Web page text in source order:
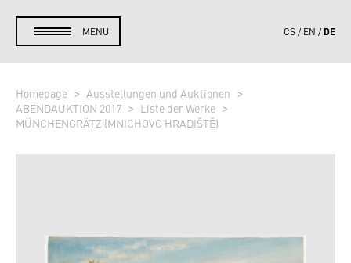
MENU CS EN DE
Homepage
Ausstellungen und Auktionen
ABENDAUKTION 2017
Liste der Werke
MÜNCHENGRÄTZ (MNICHOVO HRADIŠTĚ)